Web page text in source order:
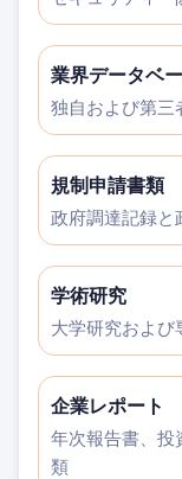
業界データベ
独自および第三
規制申請書類
政府調達記録と
学術研究
大学研究および
企業レポート
年次報告書、投
類